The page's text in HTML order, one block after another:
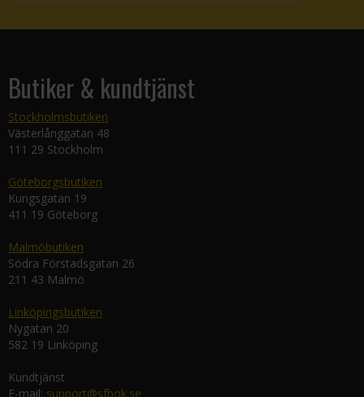
Butiker & kundtjänst
Stockholmsbutiken
Västerlånggatan 48
111 29 Stockholm
Göteborgsbutiken
Kungsgatan 19
411 19 Göteborg
Malmöbutiken
Södra Förstadsgatan 26
211 43 Malmö
Linköpingsbutiken
Nygatan 20
582 19 Linköping
Kundtjänst
E-mail: support@sfbok.se